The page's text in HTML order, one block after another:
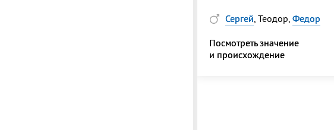
Сергей, Теодор, Федор
Посмотреть значение
и происхождение